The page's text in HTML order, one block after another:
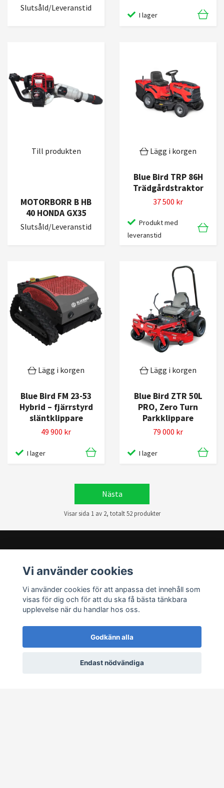
Slutsåld/Leveranstid
I lager
Till produkten
MOTORBORR B HB
40 HONDA GX35
Slutsåld/Leveranstid
Lägg i korgen
Blue Bird TRP 86H
Trädgårdstraktor
37 500 kr
Produkt med
leveranstid
Lägg i korgen
Blue Bird FM 23-53
Hybrid – fjärrstyrd
släntklippare
49 900 kr
I lager
Lägg i korgen
Blue Bird ZTR 50L
PRO, Zero Turn
Parkklippare
79 000 kr
I lager
Nästa
Visar sida 1 av 2, totalt 52 produkter
Grönytemaskiner.nu drivs av CamRo AB
Vi använder cookies
Vi använder cookies för att anpassa det innehåll som
visas för dig och för att du ska få bästa tänkbara
upplevelse när du handlar hos oss.
Godkänn alla
Endast nödvändiga